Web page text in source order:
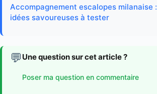
Accompagnement escalopes milanaise :
idées savoureuses à tester
💬 Une question sur cet article ?
Poser ma question en commentaire